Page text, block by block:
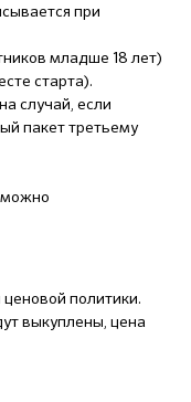
при
младше 18 лет)
старта).
случай, если
пакет третьему
политики.
выкуплены, цена